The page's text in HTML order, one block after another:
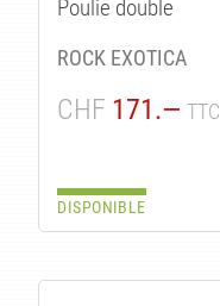
Poulie double
ROCK EXOTICA
CHF 171.— TTC
DISPONIBLE